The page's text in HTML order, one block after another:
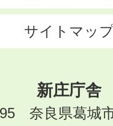
サイトマッ
新庄庁舎
奈良県葛城